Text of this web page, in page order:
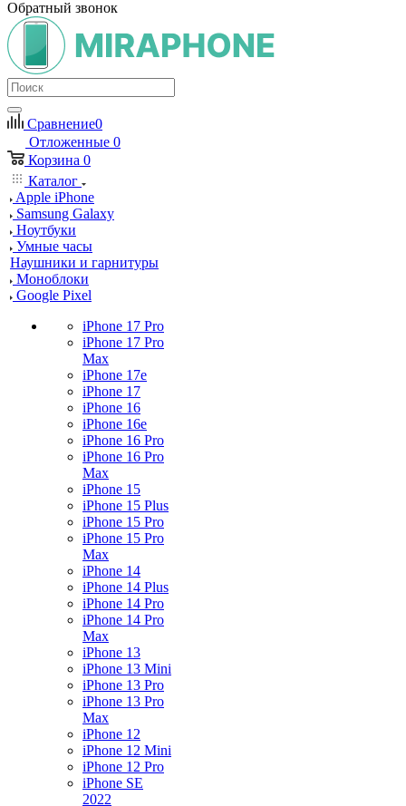
Обратный звонок
Сравнение0
Отложенные 0
Корзина 0
Каталог
Apple iPhone
Samsung Galaxy
Ноутбуки
Умные часы
Наушники и гарнитуры
Моноблоки
Google Pixel
iPhone 17 Pro
iPhone 17 Pro
Max
iPhone 17e
iPhone 17
iPhone 16
iPhone 16e
iPhone 16 Pro
iPhone 16 Pro
Max
iPhone 15
iPhone 15 Plus
iPhone 15 Pro
iPhone 15 Pro
Max
iPhone 14
iPhone 14 Plus
iPhone 14 Pro
iPhone 14 Pro
Max
iPhone 13
iPhone 13 Mini
iPhone 13 Pro
iPhone 13 Pro
Max
iPhone 12
iPhone 12 Mini
iPhone 12 Pro
iPhone SE
2022